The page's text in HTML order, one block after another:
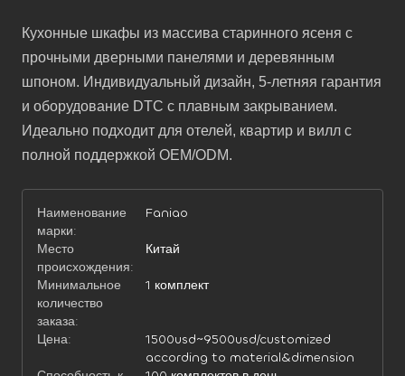
Кухонные шкафы из массива старинного ясеня с
прочными дверными панелями и деревянным
шпоном. Индивидуальный дизайн, 5-летняя гарантия
и оборудование DTC с плавным закрыванием.
Идеально подходит для отелей, квартир и вилл с
полной поддержкой OEM/ODM.
Наименование
марки:
Faniao
Место
происхождения:
Китай
Минимальное
количество
заказа:
1 комплект
Цена:
1500usd~9500usd/customized
according to material&dimension